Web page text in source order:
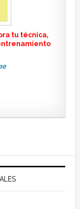
tu técnica,